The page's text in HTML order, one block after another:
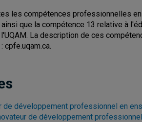
les compétences professionnelles
que la compétence 13 relative à
La description de ces
cpfe.uqam.ca.
développement professionnel en
de développement professionnel